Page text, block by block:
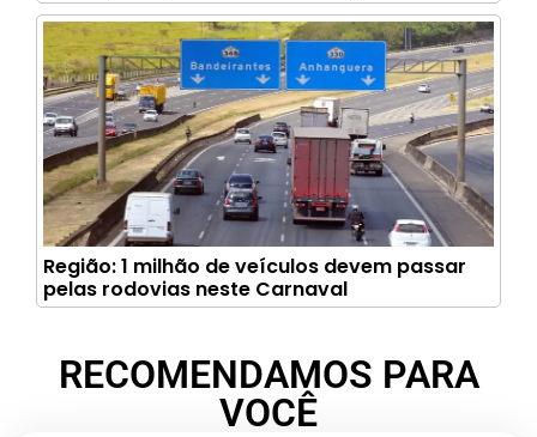
Região: 1 milhão de veículos devem passar
pelas rodovias neste Carnaval
RECOMENDAMOS PARA
VOCÊ